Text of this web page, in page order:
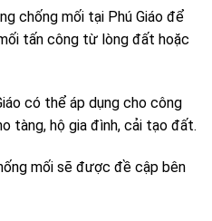
chống mối tại Phú Giáo để
tấn công từ lòng đất hoặc
có thể áp dụng cho công
tàng, hộ gia đình, cải tạo đất.
mối sẽ được đề cập bên